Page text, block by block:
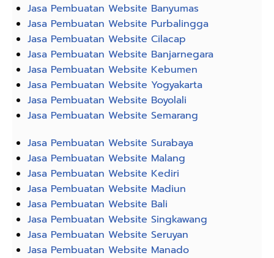
Jasa Pembuatan Website Banyumas
Jasa Pembuatan Website Purbalingga
Jasa Pembuatan Website Cilacap
Jasa Pembuatan Website Banjarnegara
Jasa Pembuatan Website Kebumen
Jasa Pembuatan Website Yogyakarta
Jasa Pembuatan Website Boyolali
Jasa Pembuatan Website Semarang
Jasa Pembuatan Website Surabaya
Jasa Pembuatan Website Malang
Jasa Pembuatan Website Kediri
Jasa Pembuatan Website Madiun
Jasa Pembuatan Website Bali
Jasa Pembuatan Website Singkawang
Jasa Pembuatan Website Seruyan
Jasa Pembuatan Website Manado